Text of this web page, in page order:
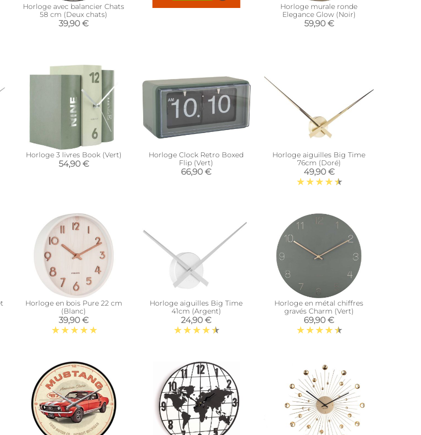
Horloge avec balancier Chats
58 cm (Deux chats)
39,90 €
Horloge murale ronde
Elegance Glow (Noir)
59,90 €
Horloge 3 livres Book (Vert)
54,90 €
Horloge Clock Retro Boxed
Flip (Vert)
66,90 €
Horloge aiguilles Big Time
76cm (Doré)
49,90 €
Horloge en bois Pure 22 cm
(Blanc)
39,90 €
Horloge aiguilles Big Time
41cm (Argent)
24,90 €
Horloge en métal chiffres
gravés Charm (Vert)
69,90 €